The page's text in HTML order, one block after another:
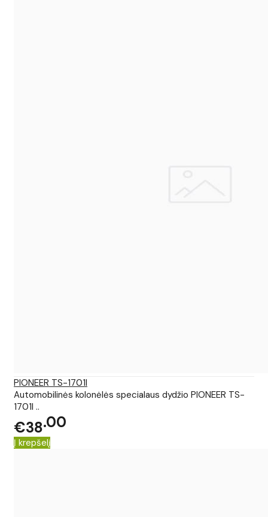
PIONEER TS-1701I
Automobilinės kolonėlės specialaus dydžio PIONEER TS-
1701I ..
€38 00
Į krepšelį